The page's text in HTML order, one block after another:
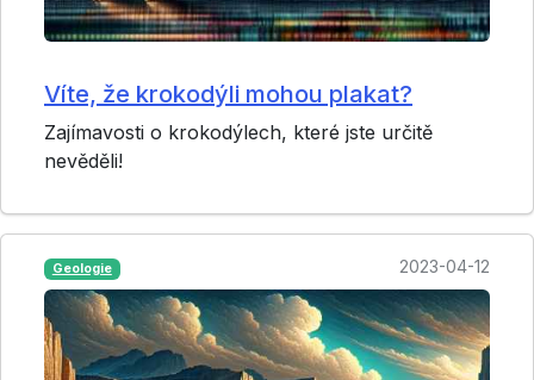
Víte, že krokodýli mohou plakat?
Zajímavosti o krokodýlech, které jste určitě
nevěděli!
Geologie 2023-04-12